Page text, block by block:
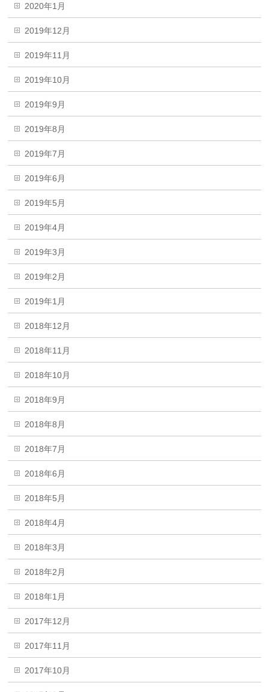
2020年1月
2019年12月
2019年11月
2019年10月
2019年9月
2019年8月
2019年7月
2019年6月
2019年5月
2019年4月
2019年3月
2019年2月
2019年1月
2018年12月
2018年11月
2018年10月
2018年9月
2018年8月
2018年7月
2018年6月
2018年5月
2018年4月
2018年3月
2018年2月
2018年1月
2017年12月
2017年11月
2017年10月